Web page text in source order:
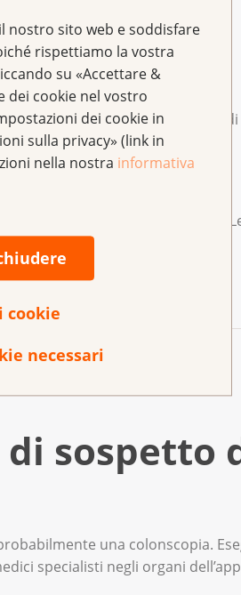
nostro sito web e soddisfare
rispettiamo la vostra
su «Accettare &
dei cookie nel vostro
dei cookie in
sulla privacy» (link in
nella nostra informativa
cookie
necessari
necessariamente che si tratti
alcun disturbo o sintomo. La
dai 50 anni.
dovuto a una malattia.
è questo: Lei evacua tre volte
sospetto
una colonscopia.
specialisti negli organi